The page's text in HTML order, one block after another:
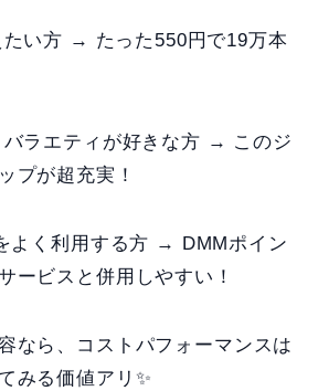
い方 → たった550円で19万本
ラエティが好きな方 → このジ
プが超充実！
よく利用する方 → DMMポイン
ービスと併用しやすい！
なら、コストパフォーマンスは
みる価値アリ✨